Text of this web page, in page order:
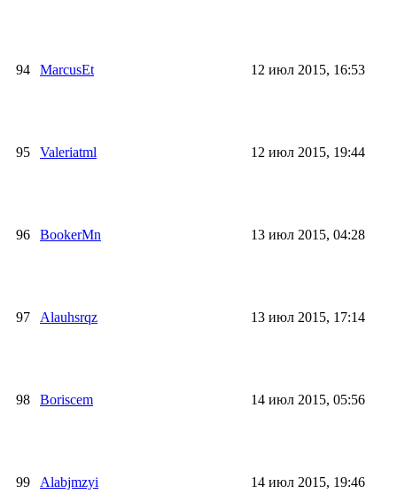
94 MarcusEt 12 июл 2015, 16:53
95 Valeriatml 12 июл 2015, 19:44
96 BookerMn 13 июл 2015, 04:28
97 Alauhsrqz 13 июл 2015, 17:14
98 Boriscem 14 июл 2015, 05:56
99 Alabjmzyi 14 июл 2015, 19:46